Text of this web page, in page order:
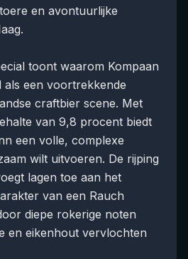
en avontuurlijke
toont waarom Kompaan
als een voortrekkende
craftbier scene. Met
van 9,8 procent biedt
een volle, complexe
wilt uitvoeren. De rijping
lagen toe aan het
van een Rauch
diepe rokerige noten
en eikenhout vervlochten